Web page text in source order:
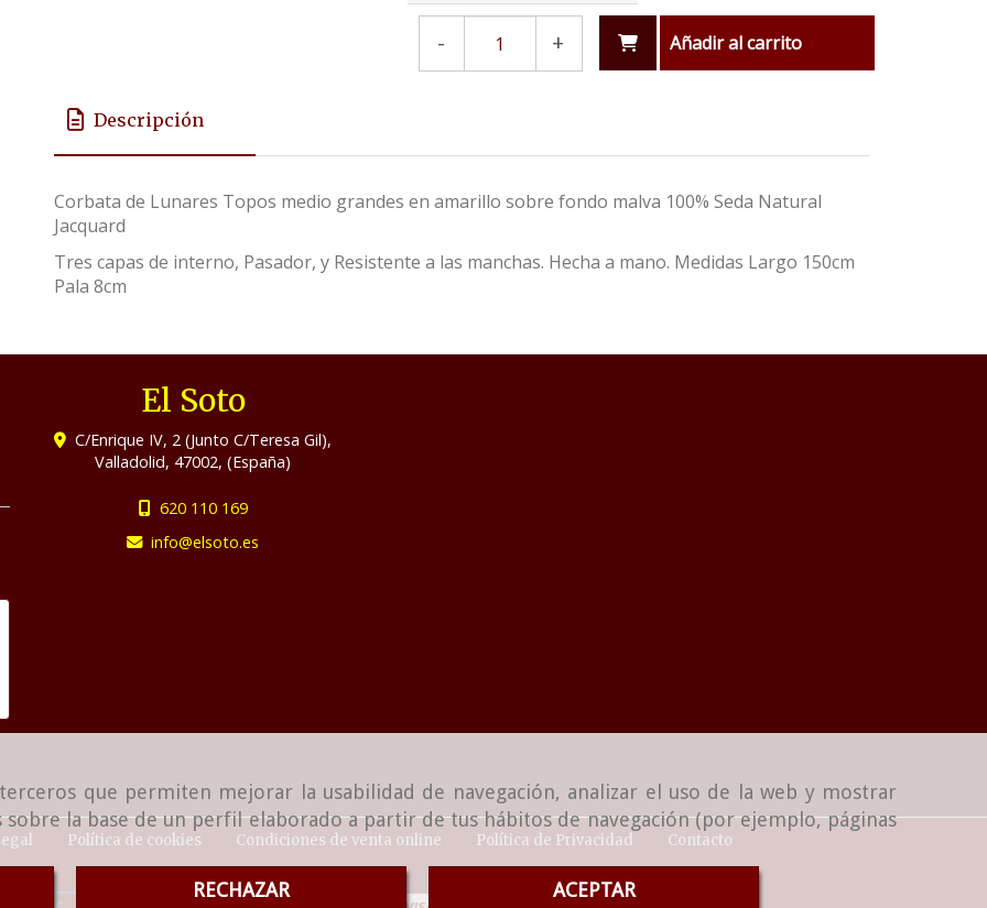
que permiten mejorar la usabilidad de navegación, analizar el uso de la web y mostrar
la base de un perfil elaborado a partir de tus hábitos de navegación (por ejemplo, páginas
RECHAZAR ACEPTAR
- + Añadir al carrito
Descripción
Corbata de Lunares Topos medio grandes en amarillo sobre fondo malva 100% Seda Natural
Jacquard
Tres capas de interno, Pasador, y Resistente a las manchas. Hecha a mano. Medidas Largo 150cm
Pala 8cm
El Soto
C/Enrique IV, 2 (Junto C/Teresa Gil),
Valladolid, 47002,(España)
620 110 169
info
elsoto.es
Política de cookies Condiciones de venta online Política de Privacidad Contacto